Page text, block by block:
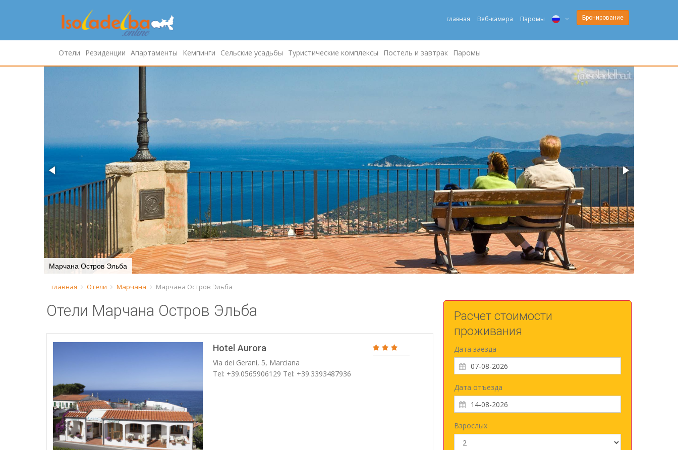
главная Веб-камера Паромы
ENG
DEU
FRA
PYC
DAN
ESP
SLO
Бронирование
Отели Резиденции Апартаменты Кемпинги Сельские усадьбы Туристические комплексы Постель и завтрак Паромы
Марчана Остров Эльба
главная Отели Марчана Марчана Остров Эльба
Отели Марчана Остров Эльба
Hotel Aurora
Via dei Gerani, 5, Marciana
Tel: +39.0565906129 Tel: +39.3393487936
Расчет стоимости
проживания
Дата заезда
Дата отъезда
Взрослых